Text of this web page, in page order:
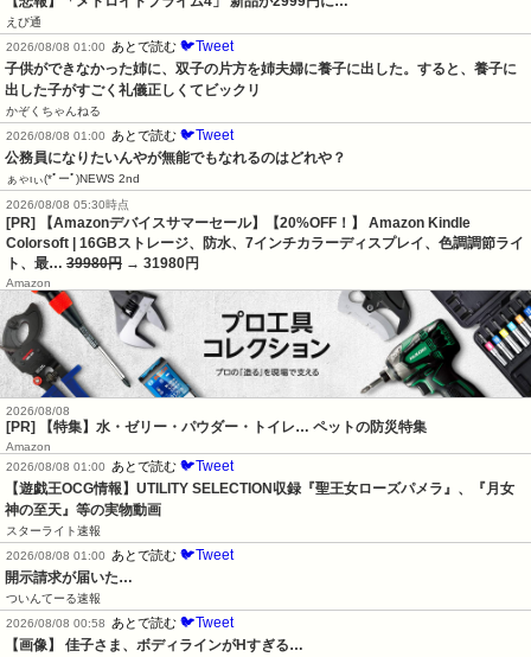
えび通
2026/08/08 01:00
あとで読む 🐦Tweet
子供ができなかった姉に、双子の片方を姉夫婦に養子に出した。すると、養子に
出した子がすごく礼儀正しくてビックリ
かぞくちゃんねる
2026/08/08 01:00
あとで読む 🐦Tweet
公務員になりたいんやが無能でもなれるのはどれや？
ぁゃιぃ(*ﾟーﾟ)NEWS 2nd
2026/08/08 05:30時点
[PR] 【Amazonデバイスサマーセール】【20%OFF！】 Amazon Kindle
Colorsoft | 16GBストレージ、防水、7インチカラーディスプレイ、色調調節ライ
ト、最… 39980円 → 31980円
Amazon
2026/08/08
[PR] 【特集】水・ゼリー・パウダー・トイレ… ペットの防災特集
Amazon
2026/08/08 01:00
あとで読む 🐦Tweet
【遊戯王OCG情報】UTILITY SELECTION収録『聖王女ローズパメラ』、『月女
神の至天』等の実物動画
スターライト速報
2026/08/08 01:00
あとで読む 🐦Tweet
開示請求が届いた…
ついんてーる速報
2026/08/08 00:58
あとで読む 🐦Tweet
【画像】 佳子さま、ボディラインがHすぎる…